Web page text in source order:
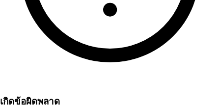
เกิดข้อผิดพลาด